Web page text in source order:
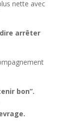
nette avec
arrêter
bon”.